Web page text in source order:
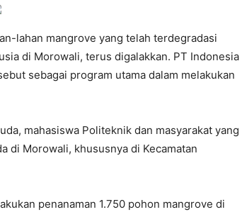
lahan mangrove yang telah terdegradasi
di Morowali, terus digalakkan. PT Indonesia
sebagai program utama dalam melakukan
mahasiswa Politeknik dan masyarakat yang
di Morowali, khususnya di Kecamatan
penanaman 1.750 pohon mangrove di